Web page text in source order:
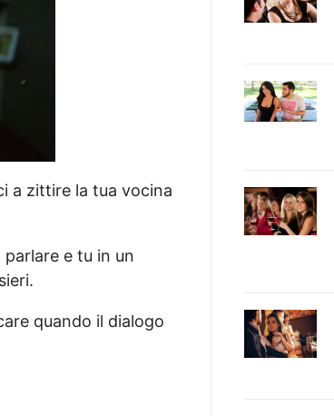
a zittire la tua vocina
e tu in un
quando il dialogo